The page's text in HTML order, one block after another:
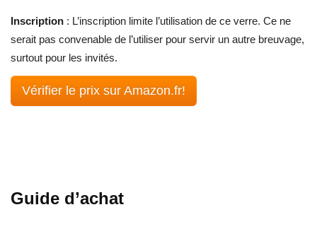
Inscription : L’inscription limite l’utilisation de ce verre. Ce ne
serait pas convenable de l’utiliser pour servir un autre breuvage,
surtout pour les invités.
Vérifier le prix sur Amazon.fr!
Guide d’achat